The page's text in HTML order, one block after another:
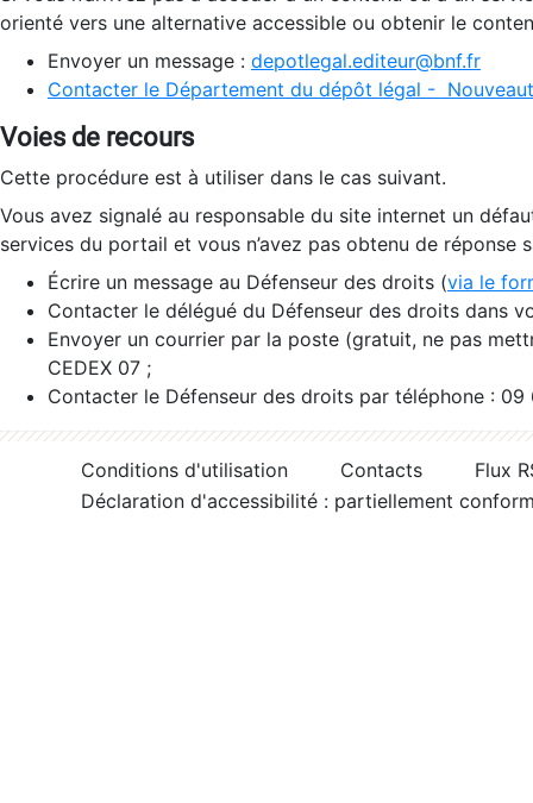
orienté vers une alternative accessible ou obtenir le
Envoyer un message : depotlegal.editeur@bnf.fr
Contacter le Département du dépôt légal -
Voies de recours
Cette procédure est à utiliser dans le cas suivant.
Vous avez signalé au responsable du site internet un
services du portail et vous n’avez pas obtenu de réponse
Écrire un message au Défenseur des droits (via le
Contacter le délégué du Défenseur des droits dans
Envoyer un courrier par la poste (gratuit, ne pas
CEDEX 07 ;
Contacter le Défenseur des droits par téléphone :
Conditions d'utilisation Contacts
Flux
Déclaration d'accessibilité : partiellement